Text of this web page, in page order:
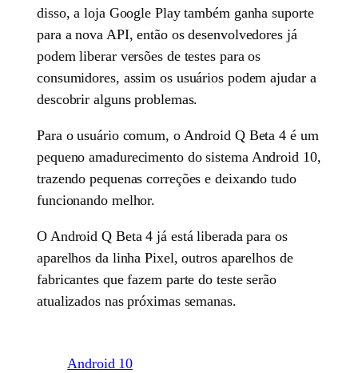
disso, a loja Google Play também ganha suporte
para a nova API, então os desenvolvedores já
podem liberar versões de testes para os
consumidores, assim os usuários podem ajudar a
descobrir alguns problemas.
Para o usuário comum, o Android Q Beta 4 é um
pequeno amadurecimento do sistema Android 10,
trazendo pequenas correções e deixando tudo
funcionando melhor.
O Android Q Beta 4 já está liberada para os
aparelhos da linha Pixel, outros aparelhos de
fabricantes que fazem parte do teste serão
atualizados nas próximas semanas.
Android 10